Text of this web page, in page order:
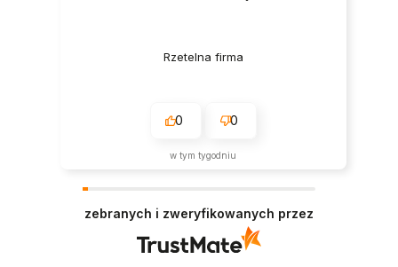
Rzetelna firma
0 0
w tym tygodniu
zebranych i zweryfikowanych przez